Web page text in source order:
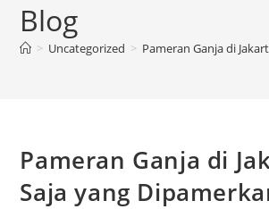
Blog
> Uncategorized > Pameran Ganja di
Pameran Ganja di
Saja yang